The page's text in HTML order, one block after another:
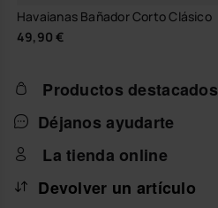
Havaianas Bañador Corto Clásico
49,90 €
Productos destacados
Déjanos ayudarte
La tienda online
Devolver un artículo